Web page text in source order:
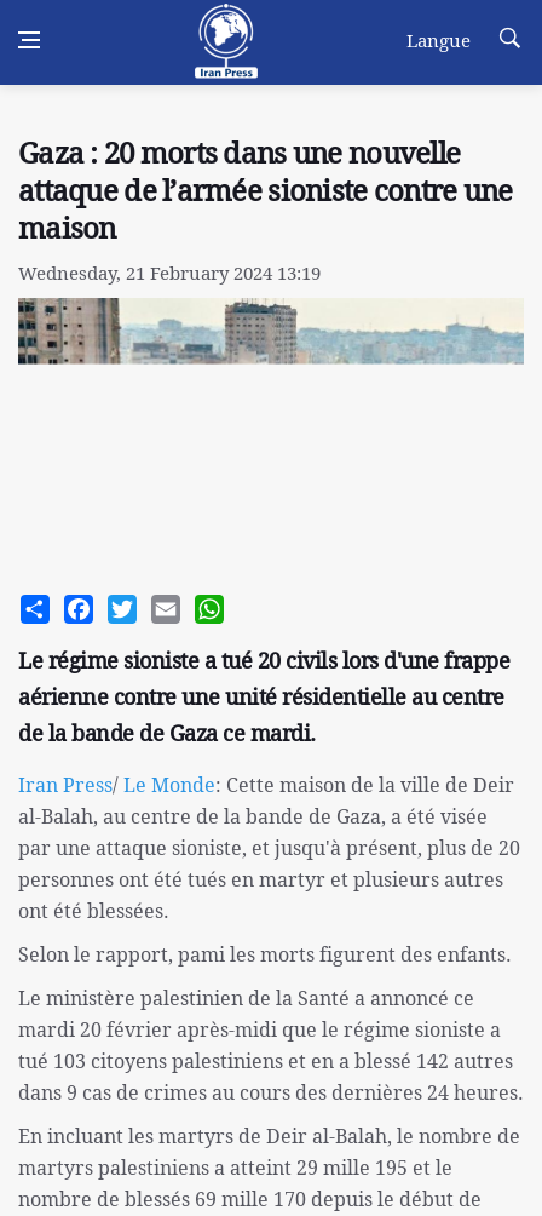
Langue
Gaza : 20 morts dans une nouvelle
attaque de l’armée sioniste contre une
maison
Wednesday, 21 February 2024 13:19
Share FacebookTwitterEmail
Le régime sioniste a tué 20 civils lors d'une frappe
aérienne contre une unité résidentielle au centre
de la bande de Gaza ce mardi.
Iran Press/Le Monde: Cette maison de la ville de Deir
al-Balah, au centre de la bande de Gaza, a été visée
par une attaque sioniste, et jusqu'à présent, plus de 20
personnes ont été tués en martyr et plusieurs autres
ont été blessées.
Selon le rapport, pami les morts figurent des enfants.
Le ministère palestinien de la Santé a annoncé ce
mardi 20 février après-midi que le régime sioniste a
tué 103 citoyens palestiniens et en a blessé 142 autres
dans 9 cas de crimes au cours des dernières 24 heures.
En incluant les martyrs de Deir al-Balah, le nombre de
martyrs palestiniens a atteint 29 mille 195 et le
nombre de blessés 69 mille 170 depuis le début de